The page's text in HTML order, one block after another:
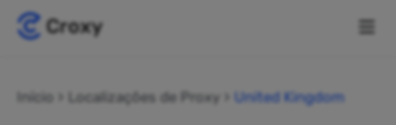
Início Localizações de Proxy United Kingdom